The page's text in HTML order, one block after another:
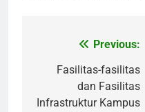
navigation
Previous:
Fasilitas-fasilitas
dan Fasilitas
Infrastruktur Kampus